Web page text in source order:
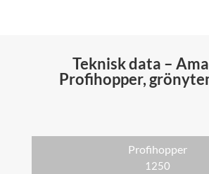
Teknisk data –
Profihopper,
Profihopper
1250